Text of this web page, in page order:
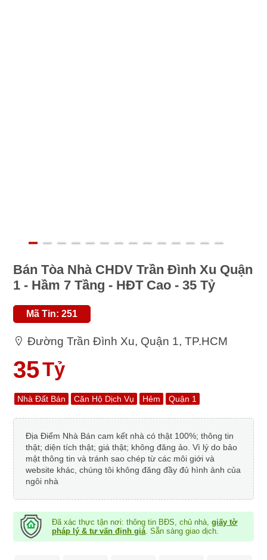
Bán Tòa Nhà CHDV Trần Đình Xu Quận
1 - Hầm 7 Tầng - HĐT Cao - 35 Tỷ
Mã Tin: 251
Đường Trần Đình Xu, Quận 1, TP.HCM
35Tỷ
Nhà Đất Bán Căn Hộ Dịch Vụ Hẻm Quận 1
Địa Điểm Nhà Bán cam kết nhà có thật 100%; thông tin
thật; diện tích thật; giá thật; không đăng ảo. Vì lý do bảo
mật thông tin và tránh sao chép từ các môi giới và
website khác, chúng tôi không đăng đầy đủ hình ảnh của
ngôi nhà
Đã xác thực tận nơi: thông tin BĐS, chủ nhà,giấy tờ
pháp lý & tư vấn định giá. Sẵn sàng giao dịch.